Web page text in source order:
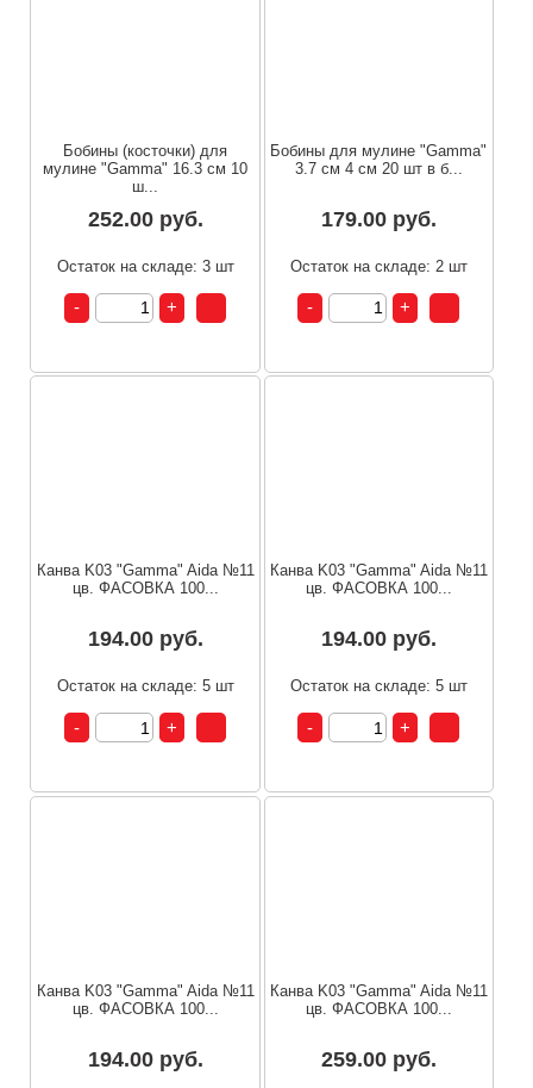
Бобины (косточки) для
мулине "Gamma" 16.3 см 10
ш...
252.00 руб.
Остаток на складе: 3 шт
Бобины для мулине "Gamma"
3.7 см 4 см 20 шт в б...
179.00 руб.
Остаток на складе: 2 шт
Канва K03 "Gamma" Aida №11
цв. ФАСОВКА 100...
194.00 руб.
Остаток на складе: 5 шт
Канва K03 "Gamma" Aida №11
цв. ФАСОВКА 100...
194.00 руб.
Остаток на складе: 5 шт
Канва K03 "Gamma" Aida №11
цв. ФАСОВКА 100...
194.00 руб.
Канва K03 "Gamma" Aida №11
цв. ФАСОВКА 100...
259.00 руб.